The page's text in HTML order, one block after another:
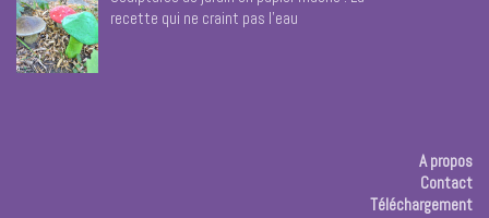
recette qui ne craint pas l’eau
A propos
Contact
Téléchargement